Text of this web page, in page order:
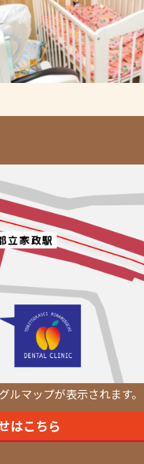
マップが表示されます。
はこちら